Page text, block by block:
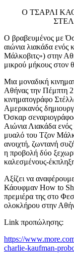
Ο ΤΣΑΡΛΙ
Ο βραβευμένος με
αιώνια λιακάδα
Μάλκοβιτς») στην
μικρού μήκους στον
Μια μοναδική
Αθήνας την Πέμπτη 2
κινηματογράφο
Αμερικανός
Όσκαρ
Αιώνια Λιακάδα
μυαλό του Τζον
ανοιχτή, ζωντανή
η προβολή δύο
καλεσμένους-
Αξίζει να
Κάουφμαν How to
πρεμιέρα της στο
ολοκλήρου στην
Link προπώλησης:
https://
charlie-kaufman-